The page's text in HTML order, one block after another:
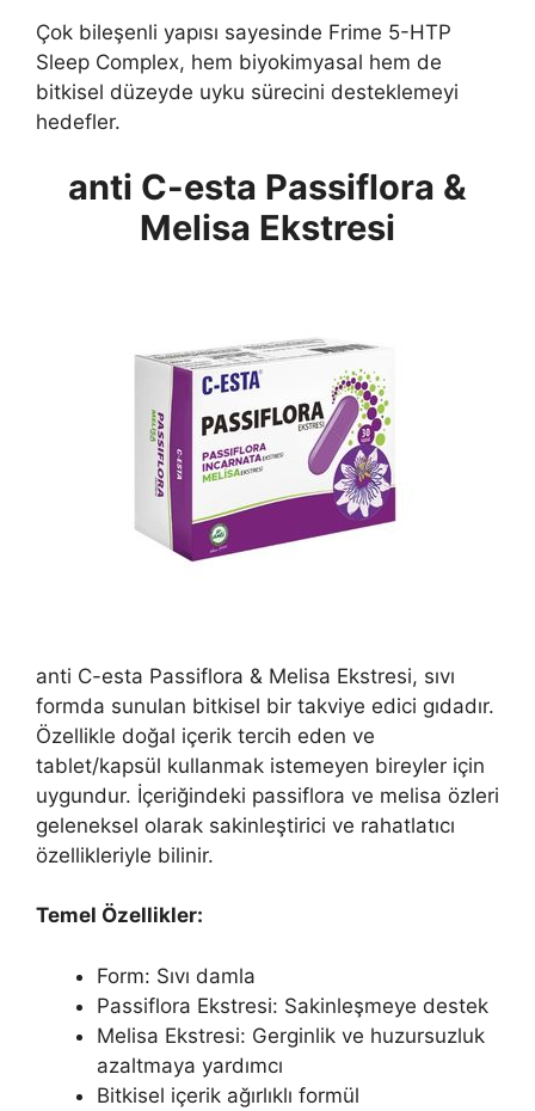
Çok bileşenli yapısı sayesinde Frime 5-HTP
Sleep Complex, hem biyokimyasal hem de
bitkisel düzeyde uyku sürecini desteklemeyi
hedefler.
anti C-esta Passiflora &
Melisa Ekstresi
anti C-esta Passiflora & Melisa Ekstresi, sıvı
formda sunulan bitkisel bir takviye edici gıdadır.
Özellikle doğal içerik tercih eden ve
tablet/kapsül kullanmak istemeyen bireyler için
uygundur. İçeriğindeki passiflora ve melisa özleri
geleneksel olarak sakinleştirici ve rahatlatıcı
özellikleriyle bilinir.
Temel Özellikler:
Form: Sıvı damla
Passiflora Ekstresi: Sakinleşmeye destek
Melisa Ekstresi: Gerginlik ve huzursuzluk
azaltmaya yardımcı
Bitkisel içerik ağırlıklı formül